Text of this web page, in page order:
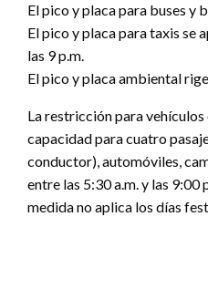
El pico y placa para buses y
El pico y placa para taxis se
las 9 p.m.
El pico y placa ambiental
La restricción para
capacidad para cuatro
conductor), automóviles,
entre las 5:30 a.m. y las 9:00
medida no aplica los días